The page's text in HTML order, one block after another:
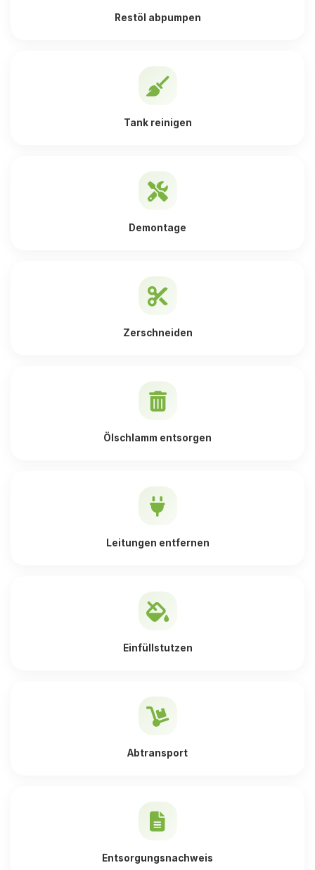
Restöl abpumpen
Tank reinigen
Demontage
Zerschneiden
Ölschlamm entsorgen
Leitungen entfernen
Einfüllstutzen
Abtransport
Entsorgungsnachweis